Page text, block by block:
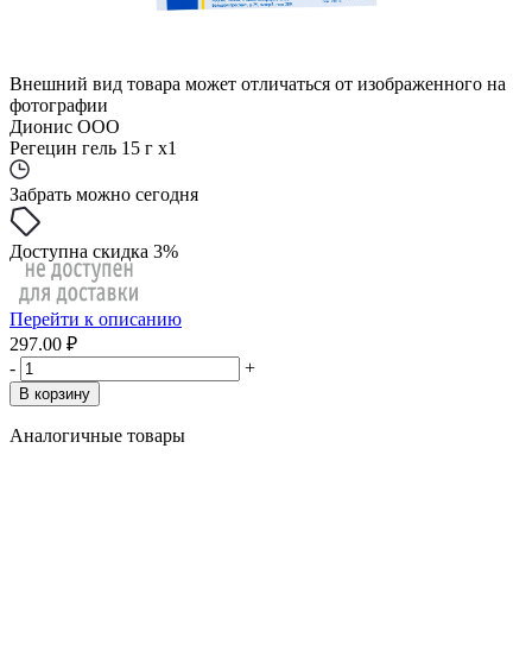
Внешний вид товара может отличаться от изображенного на
фотографии
Дионис ООО
Регецин гель 15 г x1
Забрать можно сегодня
Доступна скидка 3%
Перейти к описанию
297.00 ₽
-
+
В корзину
Аналогичные товары